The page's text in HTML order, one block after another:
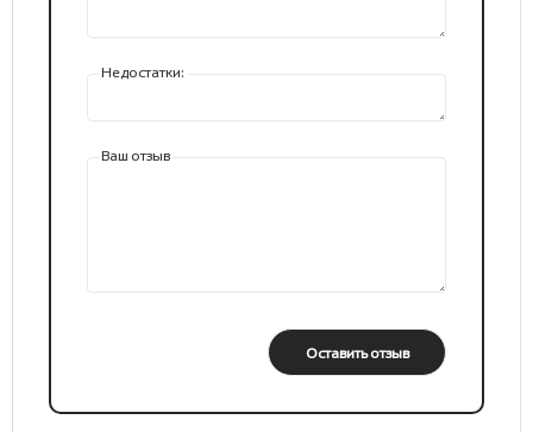
Недостатки:
Ваш отзыв
Оставить отзыв